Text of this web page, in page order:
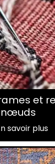
et
nœuds
savoir plus